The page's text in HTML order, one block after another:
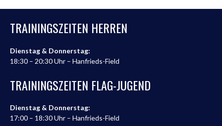
TRAININGSZEITEN HERREN
Dienstag & Donnerstag:
18:30 – 20:30 Uhr – Hanfrieds-Field
TRAININGSZEITEN FLAG-JUGEND
Dienstag & Donnerstag:
17:00 – 18:30 Uhr – Hanfrieds-Field